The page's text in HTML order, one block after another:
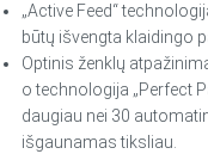
„Active Feed“
būtų išvengta klaidingo
Optinis ženklų
o technologija „Perfect
daugiau nei 30
išgaunamas tiksliau.